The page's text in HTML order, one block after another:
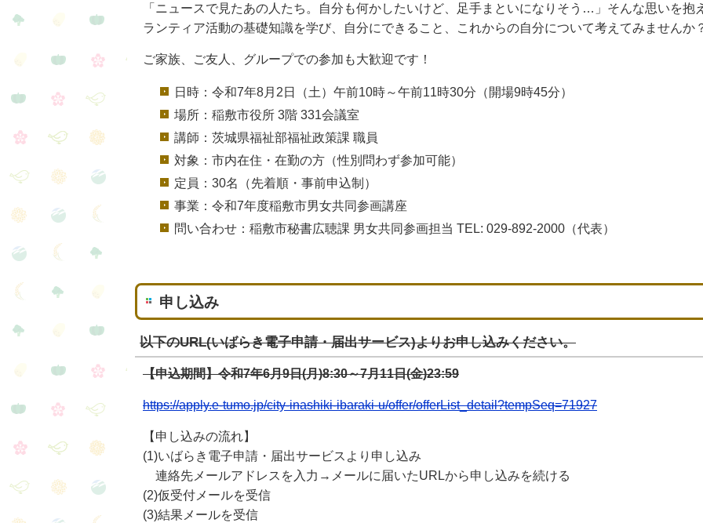
「ニュースで見たあの人たち。自分も何かしたいけど、足手まといになりそう…」そんな思いを抱
ランティア活動の基礎知識を学び、自分にできること、これからの自分について考えてみませんか
ご家族、ご友人、グループでの参加も大歓迎です！
日時：令和7年8月2日（土）午前10時～午前11時30分（開場9時45分）
場所：稲敷市役所 3階 331会議室
講師：茨城県福祉部福祉政策課 職員
対象：市内在住・在勤の方（性別問わず参加可能）
定員：30名（先着順・事前申込制）
事業：令和7年度稲敷市男女共同参画講座
問い合わせ：稲敷市秘書広聴課 男女共同参画担当 TEL: 029-892-2000（代表）
申し込み
以下のURL(いばらき電子申請・届出サービス)よりお申し込みください。
【申込期間】令和7年6月9日(月)8:30～7月11日(金)23:59
https://apply.e-tumo.jp/city-inashiki-ibaraki-u/offer/offerList_detail?tempSeq=71927
【申し込みの流れ】
(1)いばらき電子申請・届出サービスより申し込み
連絡先メールアドレスを入力→メールに届いたURLから申し込みを続ける
(2)仮受付メールを受信
(3)結果メールを受信